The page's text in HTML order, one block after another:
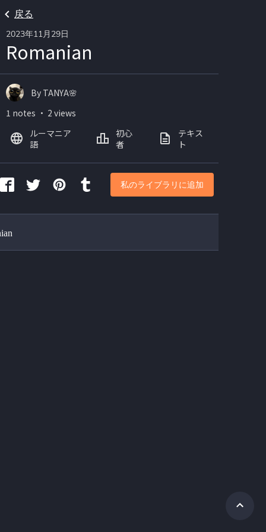
戻る
2023年11月29日
Romanian
By TANYA🌸
1 notes ・ 2 views
ルーマニア
語
初心
者
テキス
ト
私のライブラリに追加